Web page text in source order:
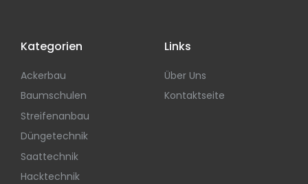
Kategorien
Ackerbau
Baumschulen
Streifenanbau
Düngetechnik
Saattechnik
Hacktechnik
Links
Über Uns
Kontaktseite